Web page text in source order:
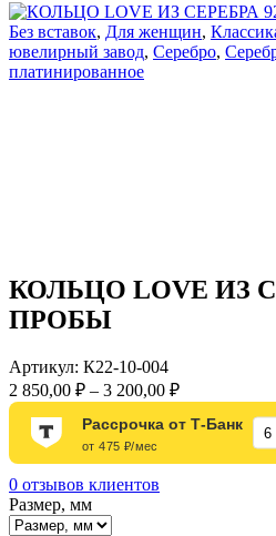
Без вставок, Для женщин,
ювелирный завод, Серебро,
платинированное
КОЛЬЦО LOVE ИЗ
ПРОБЫ
Артикул: К22-10-004
2 850,00 ₽ – 3 200,00 ₽Диапазон
цен:
2
–
Рассрочка от Т-Банк
от 475 ₽/мес
0 отзывов клиентов
Размер, мм